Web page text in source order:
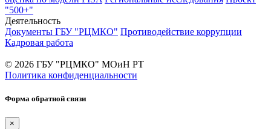
"500+"
Деятельность
Документы ГБУ "РЦМКО" Противодействие коррупции
Кадровая работа
© 2026 ГБУ "РЦМКО" МОиН РТ
Политика конфиденциальности
Форма обратной связи
×